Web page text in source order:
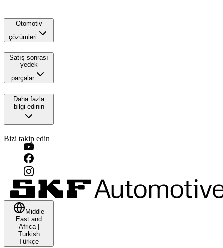
Otomotiv
çözümleri
Satış sonrası
yedek
parçalar
Daha fazla
bilgi edinin
Bizi takip edin
Middle
East and
Africa|
Turkish
Türkçe